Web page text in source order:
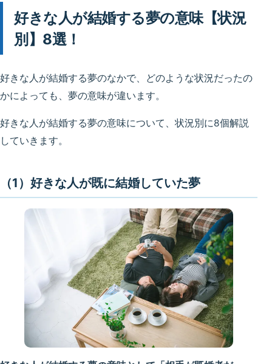
好きな人が結婚する夢の意味【状況
別】8選！
好きな人が結婚する夢のなかで、どのような状況だったの
かによっても、夢の意味が違います。
好きな人が結婚する夢の意味について、状況別に8個解説
していきます。
（1）好きな人が既に結婚していた夢